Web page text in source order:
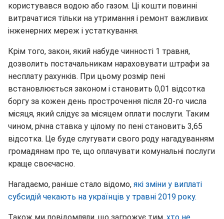
користувався водою або газом. Ці кошти повинні
витрачатися тільки на утримання і ремонт важливих
інженерних мереж і устаткування.
Крім того, закон, який набуде чинності 1 травня,
дозволить постачальникам нараховувати штрафи за
несплату рахунків. При цьому розмір пені
встановлюється законом і становить 0,01 відсотка
боргу за кожен день прострочення після 20-го числа
місяця, який слідує за місяцем оплати послуги. Таким
чином, річна ставка у цілому по пені становить 3,65
відсотка. Це буде слугувати свого роду нагадуванням
громадянам про те, що оплачувати комунальні послуги
краще своєчасно.
Нагадаємо, раніше стало відомо, які зміни у виплаті
субсидій чекають на українців у травні 2019 року.
Також ми повідомляли, що загрожує тим, хто не